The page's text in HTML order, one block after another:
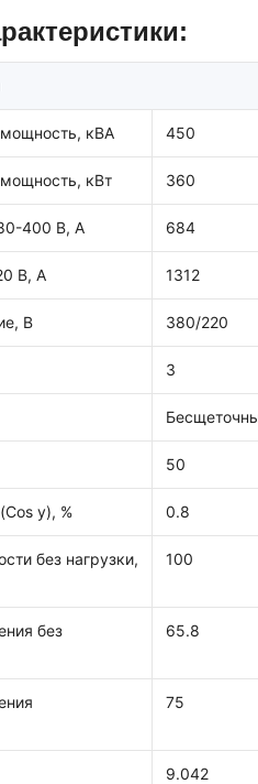
кВА 450
кВт 360
400 В, А 684
В, А 1312
В 380/220
3
50
y), % 0.8
без нагрузки,
100
без
65.8
75
9.042